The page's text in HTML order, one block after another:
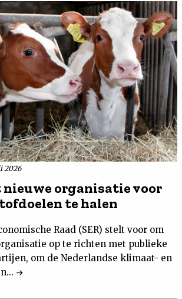
2026
nieuwe organisatie voor
te halen
Raad (SER) stelt voor om
op te richten met publieke
om de Nederlandse klimaat- en